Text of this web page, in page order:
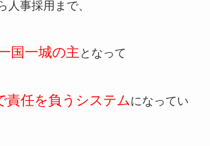
人事採用まで、
国一城の主 となって
責任を負うシステムになってい